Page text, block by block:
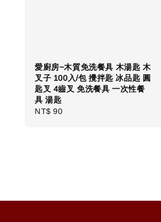
愛廚房~木質免洗餐具 木湯匙 木
叉子 100入/包 攪拌匙 冰品匙 圓
匙叉 4齒叉 免洗餐具 一次性餐
具 湯匙
Regular
NT$ 90